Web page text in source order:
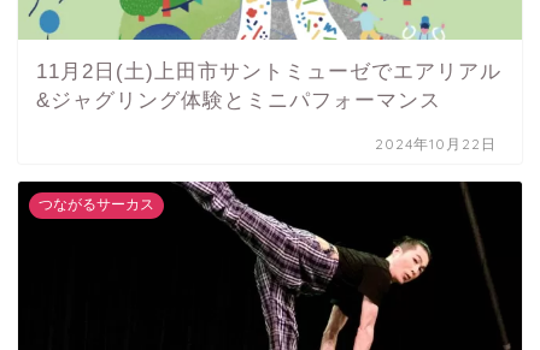
11月2日(土)上田市サントミューゼでエアリアル
&ジャグリング体験とミニパフォーマンス
2024年10月22日
つながるサーカス